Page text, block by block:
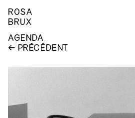
ROSA
BRUX
AGENDA
PRÉCÉDENT